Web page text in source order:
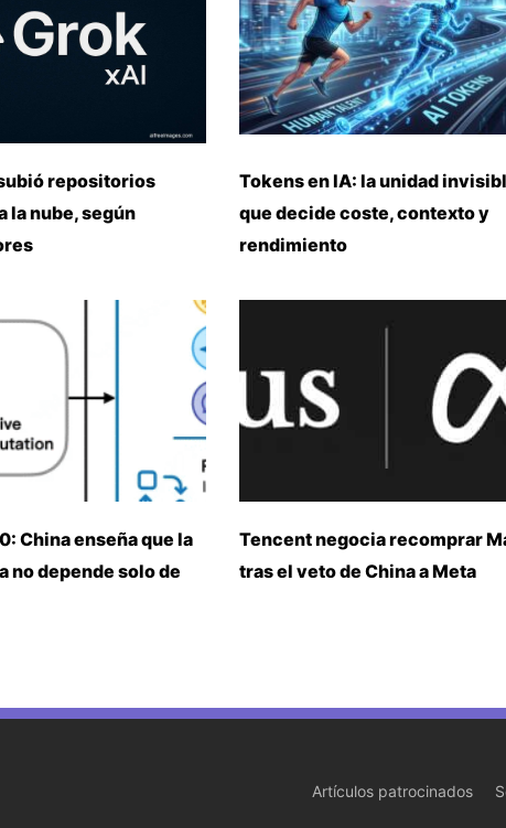
repositorios
la nube, según
Tokens en IA: la unidad
que decide coste, contexto y
rendimiento
China enseña que la
no depende solo de
Tencent negocia recomprar
tras el veto de China a Meta
Artículos patrocinados